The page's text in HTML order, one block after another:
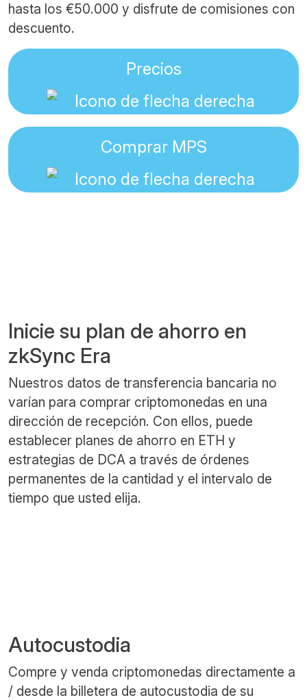
hasta los €50.000 y disfrute de comisiones con
descuento.
Precios
Comprar MPS
Inicie su plan de ahorro en
zkSync Era
Nuestros datos de transferencia bancaria no
varían para comprar criptomonedas en una
dirección de recepción. Con ellos, puede
establecer planes de ahorro en ETH y
estrategias de DCA a través de órdenes
permanentes de la cantidad y el intervalo de
tiempo que usted elija.
Autocustodia
Compre y venda criptomonedas directamente a
/ desde la billetera de autocustodia de su